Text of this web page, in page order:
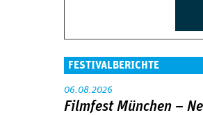
FESTIVALBERICHTE
06.08.2026
Filmfest München –